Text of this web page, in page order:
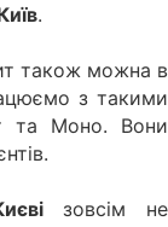
.
також можна в
з такими
та Моно. Вони
зовсім не